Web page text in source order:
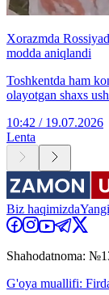
Xorazmda
modda aniqlandi
Toshkentda ham
olayotgan shaxs
10:42 / 19.07.2026
Lenta
Biz haqimizda
Shahodatnoma:
G'oya muallifi: